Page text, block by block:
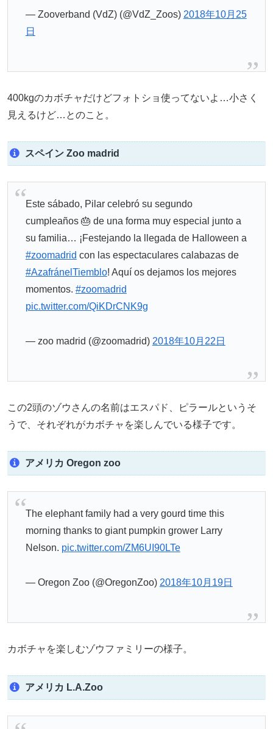
— Zooverband (VdZ) (@VdZ_Zoos) 2018年10月25
日
400kgのカボチャだけどフォトショ使ってないよ…小さく
見えるけど…とのこと。
スペイン Zoo madrid
Este sábado, Pilar celebró su segundo
cumpleaños 🎂 de una forma muy especial junto a
su familia… ¡Festejando la llegada de Halloween a
#zoomadrid con las espectaculares calabazas de
#AzafránelTiemblo! Aquí os dejamos los mejores
momentos. #zoomadrid
pic.twitter.com/QiKDrCNK9g
— zoo madrid (@zoomadrid) 2018年10月22日
この2頭のゾウさんの名前はエスパド、ピラールというそ
うで、それぞれがカボチャを楽しんでいる様子です。
アメリカ Oregon zoo
The elephant family had a very gourd time this
morning thanks to giant pumpkin grower Larry
Nelson. pic.twitter.com/ZM6UI90LTe
— Oregon Zoo (@OregonZoo) 2018年10月19日
カボチャを楽しむゾウファミリーの様子。
アメリカ L.A.Zoo